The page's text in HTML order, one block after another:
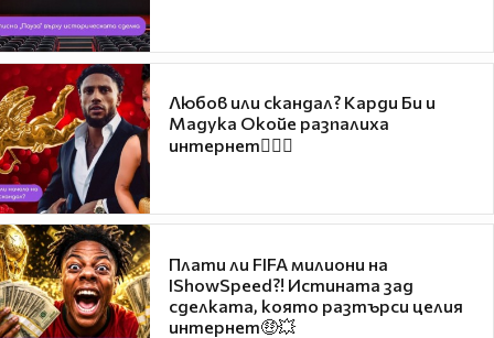
Любов или скандал? Карди Би и
Мадука Окойе разпалиха
интернет❤️‍🔥🔥
Плати ли FIFA милиони на
IShowSpeed?! Истината зад
сделката, която разтърси целия
интернет🤑💥